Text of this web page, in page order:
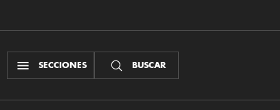
SECCIONES BUSCAR